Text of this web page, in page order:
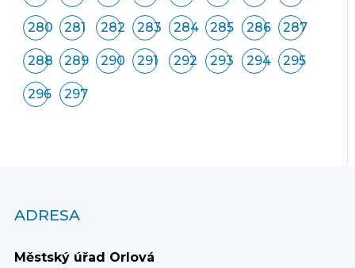
280 281 282 283 284 285 286 287
288 289 290 291 292 293 294 295
296 297
ADRESA
Městský úřad Orlová